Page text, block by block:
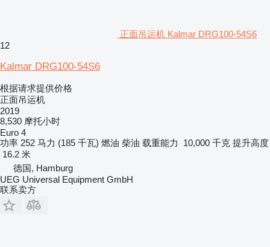
正面吊运机 Kalmar DRG100-54S6
12
Kalmar DRG100-54S6
根据请求提供价格
正面吊运机
2019
8,530 摩托小时
Euro 4
功率 252 马力 (185 千瓦) 燃油 柴油 载重能力 10,000 千克 提升高度
16.2 米
德国, Hamburg
UEG Universal Equipment GmbH
联系卖方